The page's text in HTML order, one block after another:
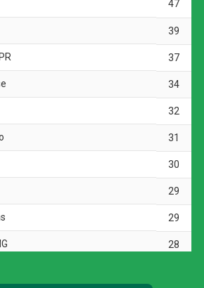
antes do intervalo foi do
minutos, Allan fez um cruzamento
que cabeceou com força, mas
segundo tempo, e o Corinthians
20 minutos. Matheuzinho recuperou
e acionou Yuri Alberto. O atacante
da marcação e finalizou com
da área, obrigando Santos a fazer
Yuri Alberto recebeu um